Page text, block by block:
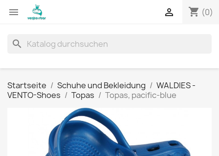
 shopping_cart (0)

search
Startseite Schuhe und Bekleidung
WALDIES -
VENTO-Shoes
Topas Topas, pacific-blue